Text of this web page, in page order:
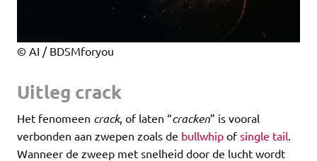
© AI / BDSMforyou
Uitleg crack
Het fenomeen crack, of laten “cracken” is vooral
verbonden aan zwepen zoals de bullwhip ofsingle tail
Wanneer de zweep met snelheid door de lucht wordt